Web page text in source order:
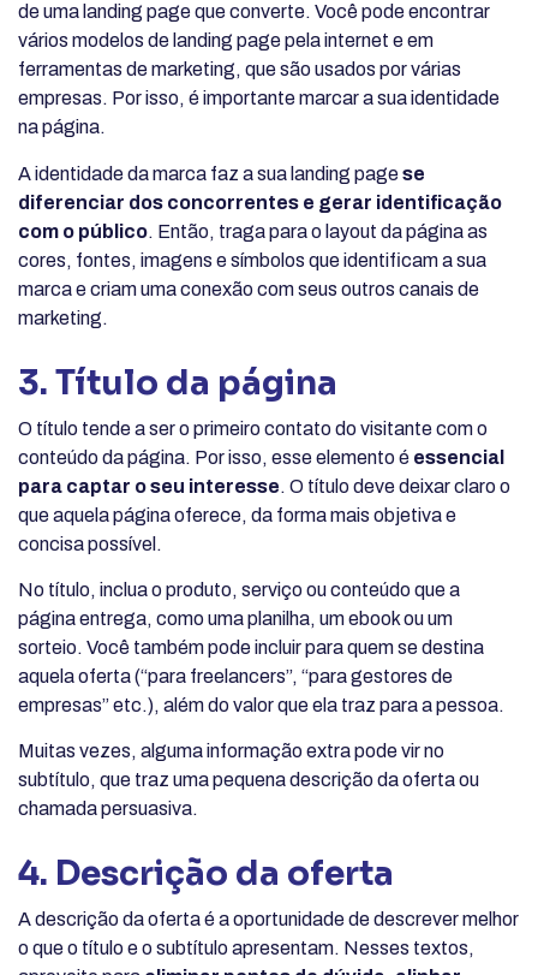
de uma landing page que converte. Você pode encontrar
vários modelos de landing page pela internet e em
ferramentas de marketing, que são usados por várias
empresas. Por isso, é importante marcar a sua identidade
na página.
A identidade da marca faz a sua landing pagese
diferenciar dos concorrentes e gerar identificação
com o público. Então, traga para o layout da página as
cores, fontes, imagens e símbolos que identificam a sua
marca e criam uma conexão com seus outros canais de
marketing.
3. Título da página
O título tende a ser o primeiro contato do visitante com o
conteúdo da página. Por isso, esse elemento é essencial
para captar o seu interesse. O título deve deixar claro o
que aquela página oferece, da forma mais objetiva e
concisa possível.
No título, inclua o produto, serviço ou conteúdo que a
página entrega, como uma planilha, um ebook ou um
sorteio. Você também pode incluir para quem se destina
aquela oferta (“para freelancers”, “para gestores de
empresas” etc.), além do valor que ela traz para a pessoa.
Muitas vezes, alguma informação extra pode vir no
subtítulo, que traz uma pequena descrição da oferta ou
chamada persuasiva.
4. Descrição da oferta
A descrição da oferta é a oportunidade de descrever melhor
o que o título e o subtítulo apresentam. Nesses textos,